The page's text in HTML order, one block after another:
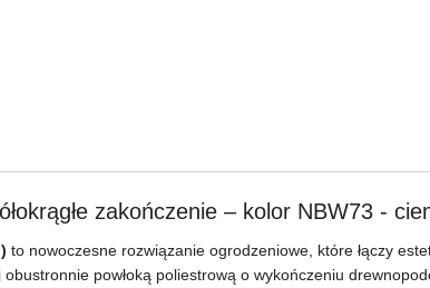
zakończenie – kolor NBW73 -
to nowoczesne rozwiązanie ogrodzeniowe, które łączy
obustronnie powłoką poliestrową o wykończeniu